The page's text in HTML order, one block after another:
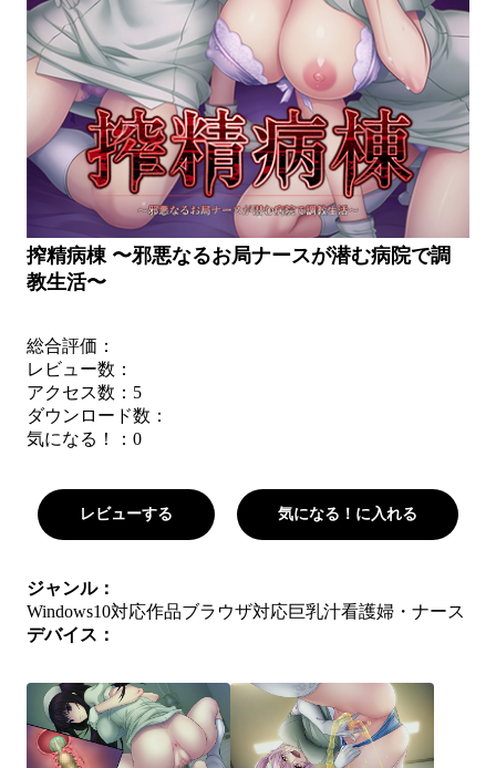
搾精病棟 〜邪悪なるお局ナースが潜む病院で調
教生活〜
総合評価：
レビュー数：
アクセス数：5
ダウンロード数：
気になる！： 0
レビューする 気になる！に入れる
ジャンル：
Windows10対応作品ブラウザ対応巨乳汁看護婦・ナース
デバイス：